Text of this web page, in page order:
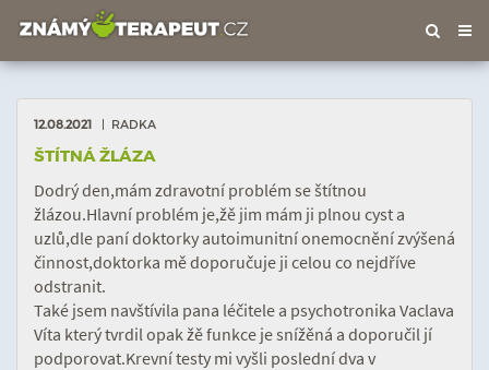
12.08.2021 | RADKA
ŠTÍTNÁ ŽLÁZA
Dodrý den,mám zdravotní problém se štítnou
žlázou.Hlavní problém je,žě jim mám ji plnou cyst a
uzlů,dle paní doktorky autoimunitní onemocnění zvýšená
činnost,doktorka mě doporučuje ji celou co nejdříve
odstranit.
Také jsem navštívila pana léčitele a psychotronika Vaclava
Víta který tvrdil opak žě funkce je snížěná a doporučil jí
podporovat.Krevní testy mi vyšli poslední dva v